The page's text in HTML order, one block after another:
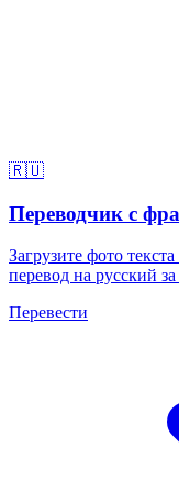
🇷🇺
Переводчик с
Загрузите фото
перевод на русский
Перевести